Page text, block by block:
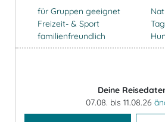
für Gruppen geeignet
Freizeit- & Sport
familienfreundlich
Deine
07.08. bis 11.08.26